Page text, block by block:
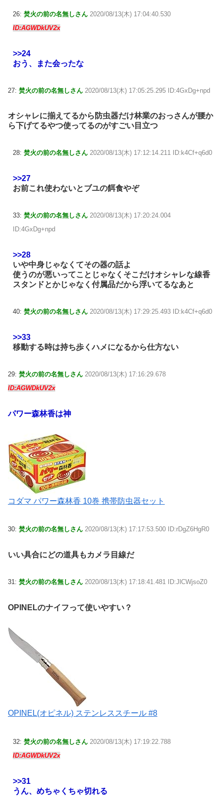
26: 焚火の前の名無しさん 2020/08/13(木) 17:04:40.530
ID:AGWDkUV2x
>>24
おう、また会ったな
27: 焚火の前の名無しさん 2020/08/13(木) 17:05:25.295 ID:4GxDg+npd
オシャレに揃えてるから防虫器だけ林業のおっさんが腰か
ら下げてるやつ使ってるのがすごい目立つ
28: 焚火の前の名無しさん 2020/08/13(木) 17:12:14.211 ID:k4Cf+q6d0
>>27
お前これ使わないとブユの餌食やぞ
33: 焚火の前の名無しさん 2020/08/13(木) 17:20:24.004
ID:4GxDg+npd
>>28
いや中身じゃなくてその器の話よ
使うのが悪いってことじゃなくそこだけオシャレな線香
スタンドとかじゃなく付属品だから浮いてるなあと
40: 焚火の前の名無しさん 2020/08/13(木) 17:29:25.493 ID:k4Cf+q6d0
>>33
移動する時は持ち歩くハメになるから仕方ない
29: 焚火の前の名無しさん 2020/08/13(木) 17:16:29.678
ID:AGWDkUV2x
パワー森林香は神
コダマ パワー森林香 10巻 携帯防虫器セット
30: 焚火の前の名無しさん 2020/08/13(木) 17:17:53.500 ID:rDgZ6HgR0
いい具合にどの道具もカメラ目線だ
31: 焚火の前の名無しさん 2020/08/13(木) 17:18:41.481 ID:JlCWjsoZ0
OPINELのナイフって使いやすい？
OPINEL(オピネル) ステンレススチール #8
32: 焚火の前の名無しさん 2020/08/13(木) 17:19:22.788
ID:AGWDkUV2x
>>31
うん、めちゃくちゃ切れる